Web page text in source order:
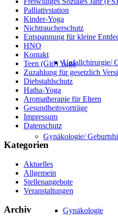
Unfallchirurgie/
Gynäkologie/
Gynäkologie
Palliativstation
Kinder-Yoga
Nichtraucherschutz
Entspannung für kleine
HNO
Kontakt
Teen (Girl) Yoga
Zuzahlung für gesetzlich
Diebstahlschutz
Hatha-Yoga
Aromatherapie für Eltern
Gesundheitsvorträge
Impressum
Datenschutz
Kategorien
Aktuelles
Allgemein
Stellenangebote
Veranstaltungen
Archiv